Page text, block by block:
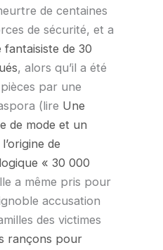
de centaines
de sécurité, et a
de 30
, alors qu’il a été
par une
(lire Une
de mode et un
de
« 30 000
a même pris pour
accusation
des victimes
rançons pour